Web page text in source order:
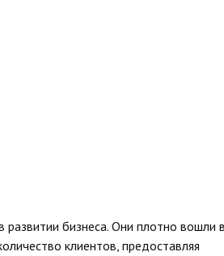
развитии бизнеса. Они плотно вошли
клиентов, предоставляя